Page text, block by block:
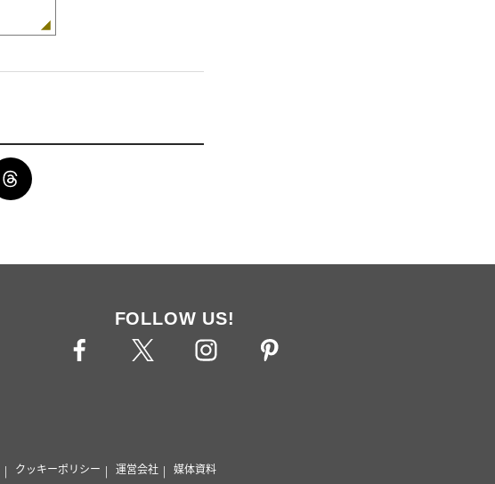
FOLLOW US!
クッキーポリシー 運営会社 媒体資料